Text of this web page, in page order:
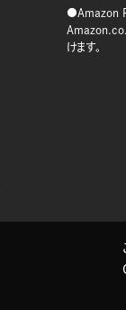
●Amazon
けます。